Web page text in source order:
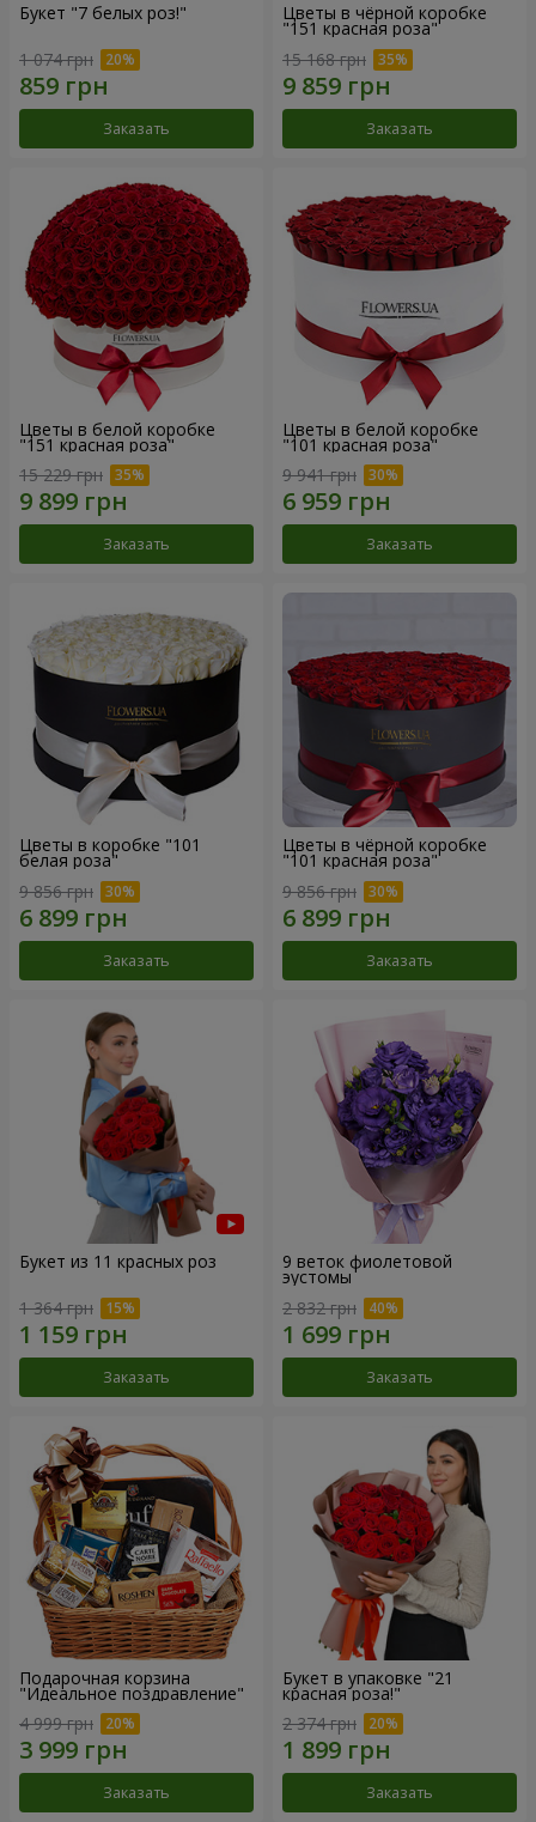
Букет "7 белых роз!"
1 074 грн
Заказать
Цветы в чёрной коробке
"151 красная роза"
15 168 грн
Заказать
Цветы в белой коробке
"151 красная роза"
15 229 грн
Заказать
Цветы в белой коробке
"101 красная роза"
9 941 грн
Заказать
Цветы в коробке "101
белая роза"
9 856 грн
Заказать
Цветы в чёрной коробке
"101 красная роза"
9 856 грн
Заказать
Букет из 11 красных роз
1 364 грн
Заказать
9 веток фиолетовой
эустомы
2 832 грн
Заказать
Подарочная корзина
"Идеальное поздравление"
4 999 грн
Заказать
Букет в упаковке "21
красная роза!"
2 374 грн
Заказать